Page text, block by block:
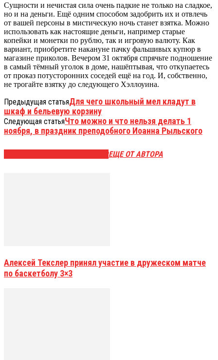
Сущности и нечистая сила очень падкие не только на сладкое,
но и на деньги. Ещё одним способом задобрить их и отвлечь
от вашей персоны в мистическую ночь станет взятка. Можно
использовать как настоящие деньги, например старые
копейки и монетки по рублю, так и игровую валюту. Как
вариант, приобретите накануне пачку фальшивых купюр в
магазине приколов. Вечером 31 октября спрячьте подношение
в самый тёмный уголок в доме, нашёптывая, что откупаетесь
от проказ потусторонних соседей ещё на год. И, собственно,
не трогайте взятку до следующего Хэллоуина.
Предыдущая статьяДля чего школьный мел кладут в
шкаф и бельевую корзину
Следующая статьяЧто можно и что нельзя делать 1
ноября, в праздник преподобного Иоанна Рыльского
ЕЩЕ ОТ АВТОРА
Алексей Текслер принял участие в дружеском матче
по баскетболу 3×3